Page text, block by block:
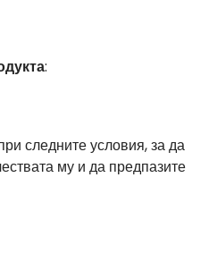
:
следните условия, за да
му и да предпазите